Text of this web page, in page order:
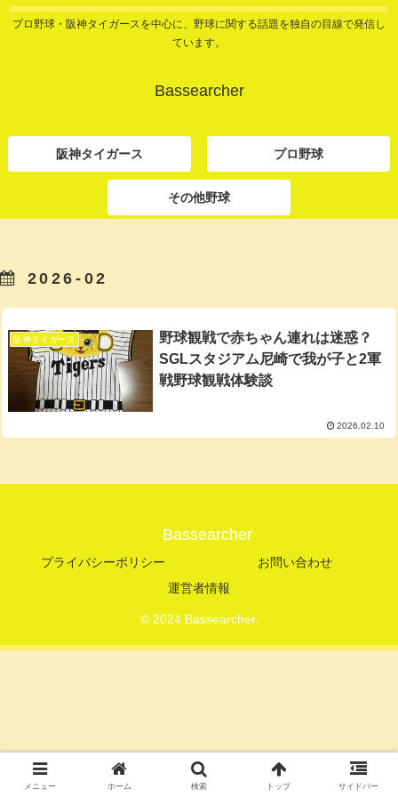
プロ野球・阪神タイガースを中心に、野球に関する話題を独自の目線で発信し
ています。
Bassearcher
阪神タイガース プロ野球
その他野球
2026-02
阪神タイガース
野球観戦で赤ちゃん連れは迷惑？
SGLスタジアム尼崎で我が子と2軍
戦野球観戦体験談
2026.02.10
Bassearcher
プライバシーポリシー
お問い合わせ
運営者情報
© 2024 Bassearcher.
メニュー ホーム 検索 トップ サイドバー